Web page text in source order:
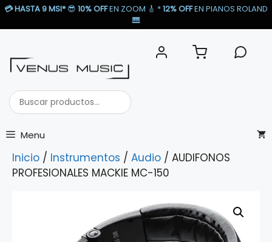
Saltar
💳HASTA 9 MSI* 😎 10% OFFEN ZOOM 🎸​ *12% OFFEN PIANOS ROLAND
🎹​
Buscar
productos...
Menu
Inicio / Instrumentos / Audio / AUDIFONOS
PROFESIONALES MACKIE MC-150